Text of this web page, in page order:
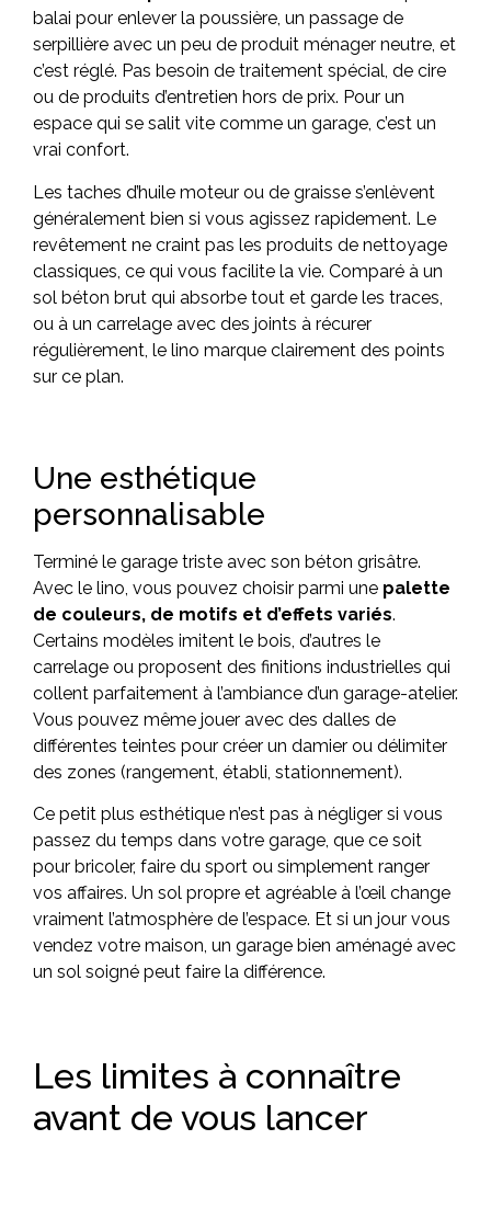
balai pour enlever la poussière, un passage de
serpillière avec un peu de produit ménager neutre, et
c’est réglé. Pas besoin de traitement spécial, de cire
ou de produits d’entretien hors de prix. Pour un
espace qui se salit vite comme un garage, c’est un
vrai confort.
Les taches d’huile moteur ou de graisse s’enlèvent
généralement bien si vous agissez rapidement. Le
revêtement ne craint pas les produits de nettoyage
classiques, ce qui vous facilite la vie. Comparé à un
sol béton brut qui absorbe tout et garde les traces,
ou à un carrelage avec des joints à récurer
régulièrement, le lino marque clairement des points
sur ce plan.
Une esthétique
personnalisable
Terminé le garage triste avec son béton grisâtre.
Avec le lino, vous pouvez choisir parmi une palette
de couleurs, de motifs et d’effets variés.
Certains modèles imitent le bois, d’autres le
carrelage ou proposent des finitions industrielles qui
collent parfaitement à l’ambiance d’un garage-atelier.
Vous pouvez même jouer avec des dalles de
différentes teintes pour créer un damier ou délimiter
des zones (rangement, établi, stationnement).
Ce petit plus esthétique n’est pas à négliger si vous
passez du temps dans votre garage, que ce soit
pour bricoler, faire du sport ou simplement ranger
vos affaires. Un sol propre et agréable à l’œil change
vraiment l’atmosphère de l’espace. Et si un jour vous
vendez votre maison, un garage bien aménagé avec
un sol soigné peut faire la différence.
Les limites à connaître
avant de vous lancer